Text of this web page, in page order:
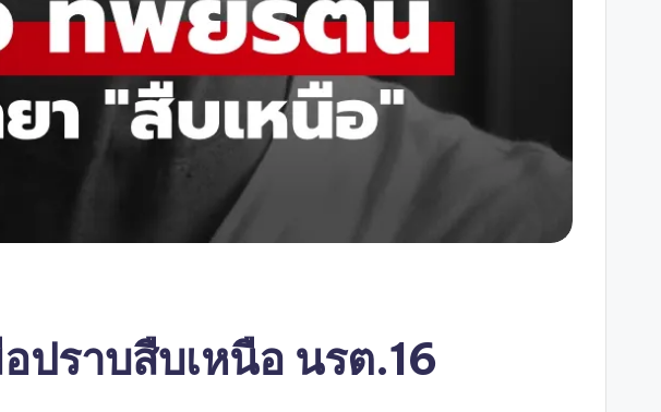
ราบสืบเหนือ นรต.16